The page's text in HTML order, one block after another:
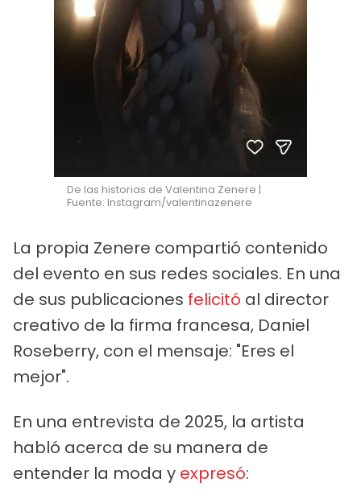
De las historias de Valentina Zenere |
Fuente: Instagram/valentinazenere
La propia Zenere compartió contenido
del evento en sus redes sociales. En una
de sus publicaciones felicitó al director
creativo de la firma francesa, Daniel
Roseberry, con el mensaje: "Eres el
mejor".
En una entrevista de 2025, la artista
habló acerca de su manera de
entender la moda y expresó: